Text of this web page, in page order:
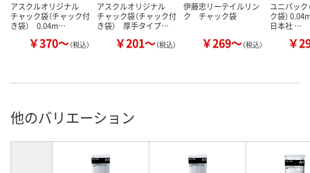
アスクルオリジナル
チャック袋（チャック付
き袋） 0.04m…
￥370～（税込）
アスクルオリジナル
チャック袋（チャック付
き袋） 厚手タイプ…
￥201～（税込）
伊藤忠リーテイルリン
ク チャック袋
￥269～（税込）
ユニパック
ク袋）
日本社 …
￥
他のバリエーション